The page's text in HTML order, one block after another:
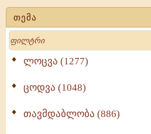
თემა
Search
ლოცვა (1277)
ცოდვა (1048)
თავმდაბლობა (886)